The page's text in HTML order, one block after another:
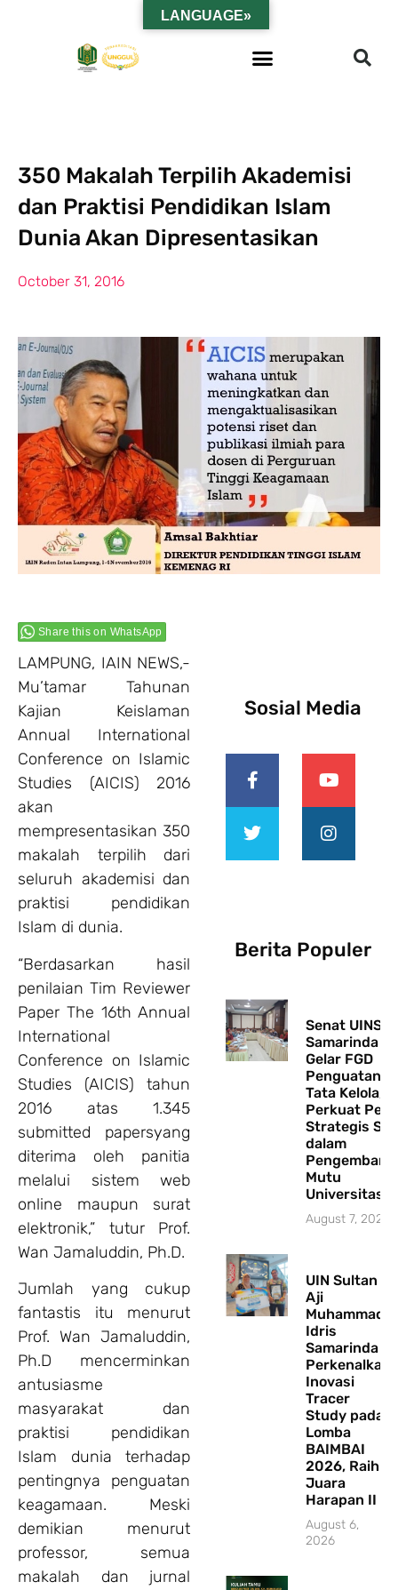
350 Makalah Terpilih Akademisi
dan Praktisi Pendidikan Islam
Dunia Akan Dipresentasikan
October 31, 2016
Share this on WhatsApp
LAMPUNG, IAIN NEWS,-
Mu’tamar Tahunan
Kajian Keislaman
Annual International
Conference on Islamic
Studies (AICIS) 2016
akan
mempresentasikan 350
makalah terpilih dari
seluruh akademisi dan
praktisi pendidikan
Islam di dunia.
“Berdasarkan hasil
penilaian Tim Reviewer
Paper The 16th Annual
International
Conference on Islamic
Studies (AICIS) tahun
2016 atas 1.345
submitted papersyang
diterima oleh panitia
melalui sistem web
online maupun surat
elektronik,” tutur Prof.
Wan Jamaluddin, Ph.D.
Jumlah yang cukup
fantastis itu menurut
Prof. Wan Jamaluddin,
Ph.D mencerminkan
antusiasme
masyarakat dan
praktisi pendidikan
Islam dunia terhadap
pentingnya penguatan
keagamaan. Meski
demikian menurut
professor, semua
makalah dan jurnal
Sosial Media
Berita Populer
Senat UINSI
Samarinda
Gelar FGD
Penguatan
Tata Kelola,
Perkuat
Strategis
dalam
Mutu
Universitas
August 7, 2026
UIN Sultan
Aji
Muhammad
Idris
Samarinda
Perkenalkan
Inovasi
Tracer
Study pada
Lomba
BAIMBAI
2026, Raih
Juara
Harapan II
August 6,
2026
LANGUAGE»